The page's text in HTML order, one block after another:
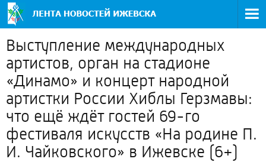
Выступление международных
артистов, орган на стадионе
«Динамо» и концерт народной
артистки России Хиблы Герзмавы:
что ещё ждёт гостей 69-го
фестиваля искусств «На родине П.
И. Чайковского» в Ижевске (6+)